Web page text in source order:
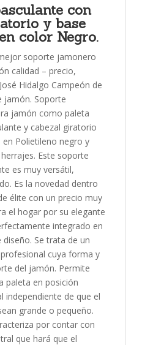
con
y base
color Negro.
soporte jamonero
calidad – precio,
Hidalgo Campeón de
jamón. Soporte
jamón como paleta
y cabezal giratorio
Polietileno negro y
Este soporte
es muy versátil,
Es la novedad dentro
élite con un precio muy
el hogar por su elegante
integrado en
diseño. Se trata de un
cuya forma y
del jamón. Permite
paleta en posición
independiente de que el
grande o pequeño.
por contar con
que hará que el